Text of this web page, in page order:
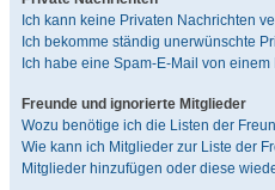
Ich kann keine Privaten Nachrichten
Ich bekomme ständig unerwünschte
Ich habe eine Spam-E-Mail von
Freunde und ignorierte Mitglieder
Wozu benötige ich die Listen der
Wie kann ich Mitglieder zur Liste der
Mitglieder hinzufügen oder diese